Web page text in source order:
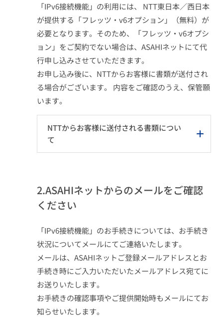
「IPv6接続機能」の利用には、 NTT東日本／西日本
が提供する「フレッツ・v6オプション」（無料）が
必要となります。そのため、「フレッツ・v6オプシ
ョン」をご契約でない場合は、ASAHIネットにて代
行申し込みさせていただきます。
お申し込み後に、NTTからお客様に書類が送付され
る場合がございます。 内容をご確認のうえ、保管願
います。
NTTからお客様に送付される書類につい
て
2.ASAHIネットからのメールをご確認
ください
「IPv6接続機能」のお手続きについては、お手続き
状況についてメールにてご連絡いたします。
メールは、ASAHIネットご登録メールアドレスとお
手続き時にご入力いただいたメールアドレス宛てに
お送りいたします。
お手続きの確認事項やご提供開始時もメールにてお
知らせいたします。